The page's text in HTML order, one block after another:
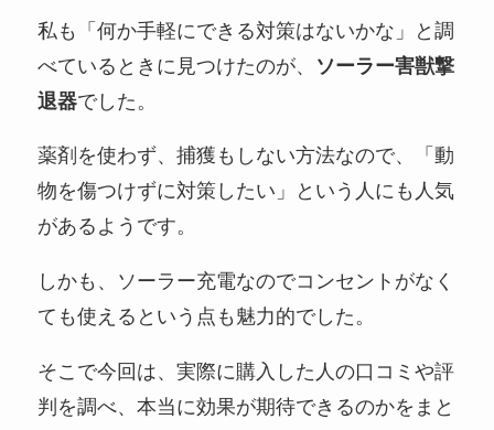
私も「何か手軽にできる対策はないかな」と調
べているときに見つけたのが、 ソーラー害獣撃
退器でした。
薬剤を使わず、捕獲もしない方法なので、「動
物を傷つけずに対策したい」という人にも人気
があるようです。
しかも、ソーラー充電なのでコンセントがなく
ても使えるという点も魅力的でした。
そこで今回は、実際に購入した人の口コミや評
判を調べ、本当に効果が期待できるのかをまと